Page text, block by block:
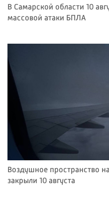
В Самарской области 10
массовой атаки БПЛА
Воздушное пространство
закрыли 10 августа